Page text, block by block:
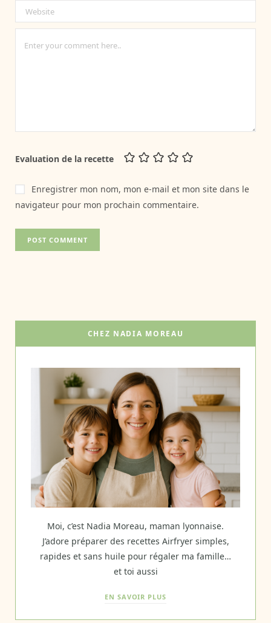
Evaluation de la recette
Enregistrer mon nom, mon e-mail et mon site dans le
navigateur pour mon prochain commentaire.
CHEZ NADIA MOREAU
Moi, c’est Nadia Moreau, maman lyonnaise.
J’adore préparer des recettes Airfryer simples,
rapides et sans huile pour régaler ma famille…
et toi aussi
EN SAVOIR PLUS